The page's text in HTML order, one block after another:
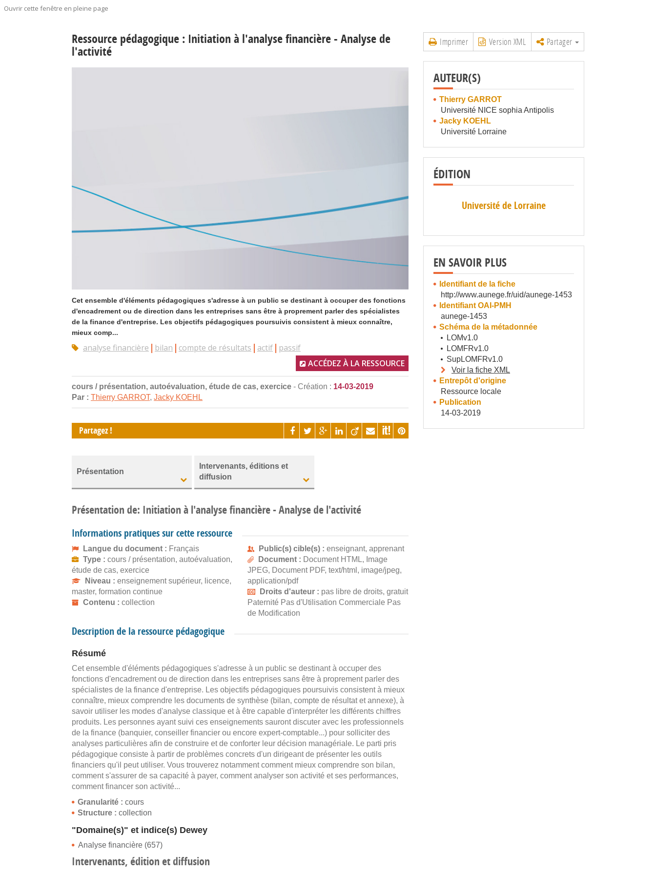
Ouvrir cette fenêtre en pleine page
Imprimer Version XML Partager
Ressource pédagogique : Initiation à l'analyse financière - Analyse de
l'activité
Cet ensemble d'éléments pédagogiques s'adresse à un public se destinant à occuper des fonctions
d'encadrement ou de direction dans les entreprises sans être à proprement parler des spécialistes
de la finance d'entreprise. Les objectifs pédagogiques poursuivis consistent à mieux connaître,
mieux comp...
analyse financière bilan compte de résultats actif
passif
ACCÉDEZ À LA RESSOURCE
cours / présentation, autoévaluation, étude de cas, exercice - Création : 14-03-2019
Par : Thierry GARROT, Jacky KOEHL
Partagez !
Présentation
Intervenants, éditions et
diffusion
Présentation de: Initiation à l'analyse financière - Analyse de l'activité
Informations pratiques sur cette ressource
Langue du document : Français
Type : cours / présentation, autoévaluation,
étude de cas, exercice
Niveau : enseignement supérieur, licence,
master, formation continue
Contenu : collection
Public(s) cible(s) : enseignant, apprenant
Document : Document HTML, Image
JPEG, Document PDF, text/html, image/jpeg,
application/pdf
Droits d'auteur : pas libre de droits, gratuit
Paternité Pas d'Utilisation Commerciale Pas
de Modification
Description de la ressource pédagogique
Résumé
Cet ensemble d'éléments pédagogiques s'adresse à un public se destinant à occuper des
fonctions d'encadrement ou de direction dans les entreprises sans être à proprement parler des
spécialistes de la finance d'entreprise. Les objectifs pédagogiques poursuivis consistent à mieux
connaître, mieux comprendre les documents de synthèse (bilan, compte de résultat et annexe), à
savoir utiliser les modes d'analyse classique et à être capable d'interpréter les différents chiffres
produits. Les personnes ayant suivi ces enseignements sauront discuter avec les professionnels
de la finance (banquier, conseiller financier ou encore expert-comptable...) pour solliciter des
analyses particulières afin de construire et de conforter leur décision managériale. Le parti pris
pédagogique consiste à partir de problèmes concrets d'un dirigeant de présenter les outils
financiers qu'il peut utiliser. Vous trouverez notamment comment mieux comprendre son bilan,
comment s'assurer de sa capacité à payer, comment analyser son activité et ses performances,
comment financer son activité...
Granularité : cours
Structure : collection
"Domaine(s)" et indice(s) Dewey
Analyse financière (657)
Intervenants, édition et diffusion
AUTEUR(S)
Thierry GARROT
Université NICE sophia Antipolis
Jacky KOEHL
Université Lorraine
ÉDITION
Université de Lorraine
EN SAVOIR PLUS
Identifiant de la fiche
http://www.aunege.fr/uid/aunege-1453
Identifiant OAI-PMH
aunege-1453
Schéma de la métadonnée
LOMv1.0
LOMFRv1.0
SupLOMFRv1.0
Voir la fiche XML
Entrepôt d'origine
Ressource locale
Publication
14-03-2019